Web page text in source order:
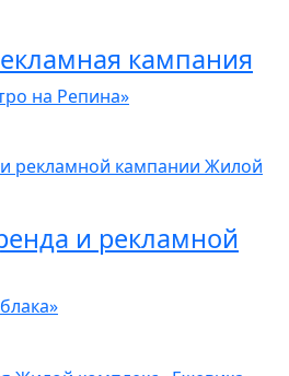
кампания
на Репина»
и рекламной